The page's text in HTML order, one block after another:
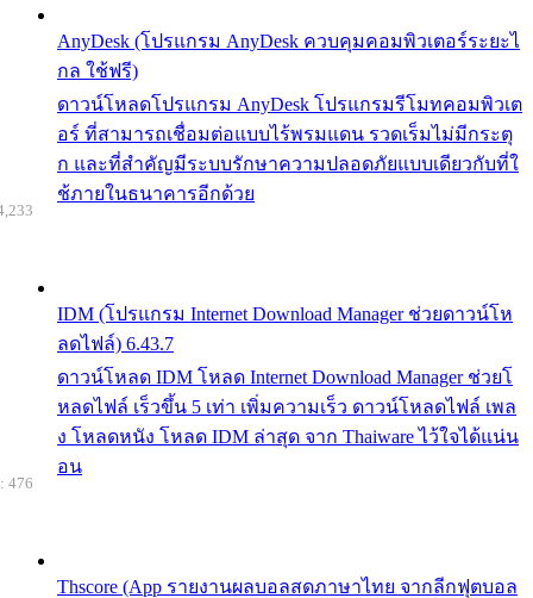
AnyDesk (โปรแกรม AnyDesk ควบคุมคอมพิวเตอร์ระยะไ
กล ใช้ฟรี)
ดาวน์โหลดโปรแกรม AnyDesk โปรแกรมรีโมทคอมพิวเต
อร์ ที่สามารถเชื่อมต่อแบบไร้พรมแดน รวดเร็มไม่มีกระตุ
ก และที่สำคัญมีระบบรักษาความปลอดภัยแบบเดียวกับที่ใ
ช้ภายในธนาคารอีกด้วย
IDM (โปรแกรม Internet Download Manager ช่วยดาวน์โห
ลดไฟล์) 6.43.7
ดาวน์โหลด IDM โหลด Internet Download Manager ช่วยโ
หลดไฟล์ เร็วขึ้น 5 เท่า เพิ่มความเร็ว ดาวน์โหลดไฟล์ เพล
ง โหลดหนัง โหลด IDM ล่าสุด จาก Thaiware ไว้ใจได้แน่น
อน
Thscore (App รายงานผลบอลสดภาษาไทย จากลีกฟุตบอล
476